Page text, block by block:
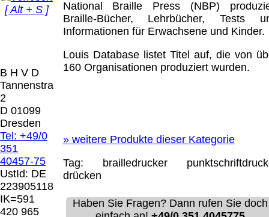
[ Alt + S ]
B H V D
Tannenstrasse
2
D 01099
Dresden
Tel: +49/0
351
40457-75
UstId: DE
223905118
IK=591
420 965
National Braille Press (NBP)
Braille-Bücher, Lehrbücher, Tests
Informationen für Erwachsene und Kinder.
Louis Database listet Titel auf, die von
160 Organisationen produziert wurden.
»weitere Produkte dieser Kategorie
Tag:
brailledrucker
drücken
Haben Sie Fragen? Dann rufen Sie doch
Selbstabholung
vom Büro oder
Ausstellungen:
0.00 €
und die
Rechnung /
Lieferschein. Sie
erhalten also
keinen
Datenträger.
Die in diesem Dokument genannten
Warenzeichen sind Eigentum der jeweiligen
Firmen. Preisänderungen, Irrtümer und
technische Änderungen vorbehalten.
letzte Änderung: 10. März 2026 Blinden
Hilfsmittel Vertrieb Dresden,
Mit einem Urteil vom 12.05.1998 - 312 O
85/98 - Haftung für Links hat das Landgericht
Wir
[ 7394 ]